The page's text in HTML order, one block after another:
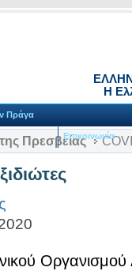
Η
Πράγα
Επικοινωνία
Πρεσβείας
Οργανισμού